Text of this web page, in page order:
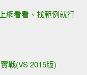
網看看、找範例就行
戰(VS 2015版)